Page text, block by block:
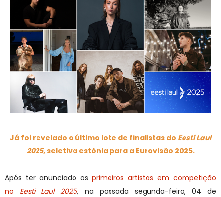
Já foi revelado o último lote de finalistas do Eesti Laul
2025, seletiva estónia para a Eurovisão 2025.
Após ter anunciado osprimeiros artistas em competição
no Eesti Laul 2025, na passada segunda-feira, 04 de